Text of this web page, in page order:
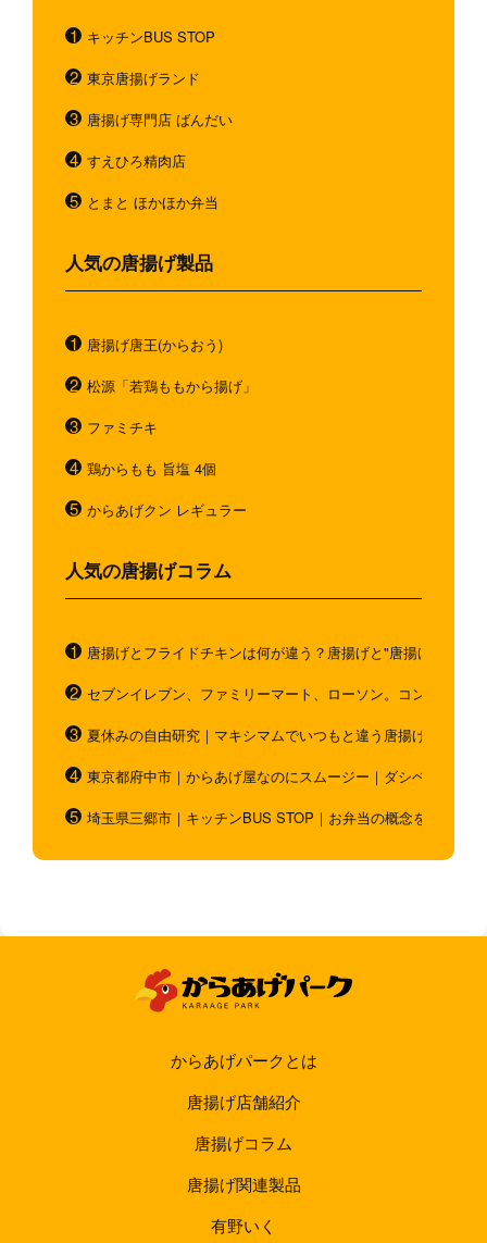
キッチンBUS STOP
東京唐揚げランド
唐揚げ専門店 ばんだい
すえひろ精肉店
とまと ほかほか弁当
人気の唐揚げ製品
唐揚げ唐王(からおう)
松源「若鶏ももから揚げ」
ファミチキ
鶏からもも 旨塩 4個
からあげクン レギュラー
人気の唐揚げコラム
唐揚げとフライドチキンは何が違う？唐揚げと"唐揚げと似て
セブンイレブン、ファミリーマート、ローソン。コンビニの
夏休みの自由研究｜マキシマムでいつもと違う唐揚げを作ろう
東京都府中市｜からあげ屋なのにスムージー｜ダシベース唐
埼玉県三郷市｜キッチンBUS STOP｜お弁当の概念を超越！
からあげパークとは
唐揚げ店舗紹介
唐揚げコラム
唐揚げ関連製品
有野いく